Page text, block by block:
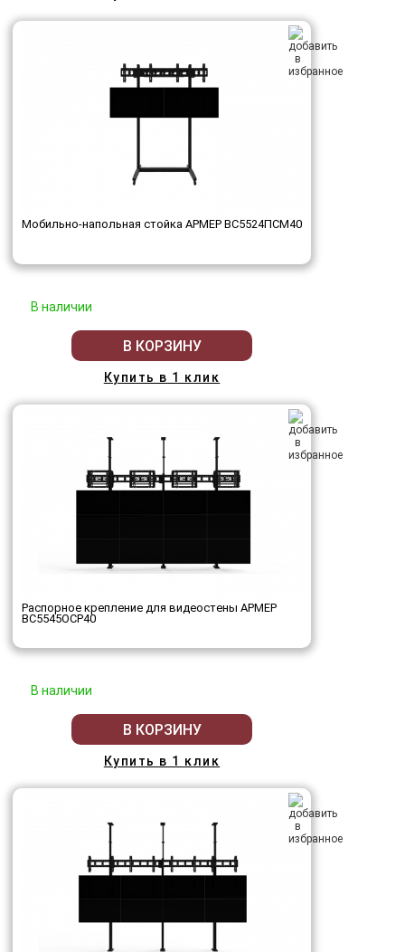
Мобильно-напольная стойка АРМЕР ВС5524ПСМ40
В наличии
В КОРЗИНУ
Купить в 1 клик
Распорное крепление для видеостены АРМЕР
ВС5545ОСР40
В наличии
В КОРЗИНУ
Купить в 1 клик